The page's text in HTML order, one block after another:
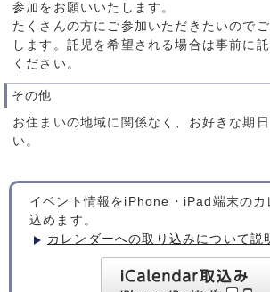
参加をお願いいたします。
たくさんの方にご参加いただきたいので
します。託児を希望される場合は事前に
ください。
その他
お住まいの地域に関係なく、お好きな期
い。
イベント情報をiPhone・iPad端末のカ
込めます。
カレンダーへの取り込みについて説